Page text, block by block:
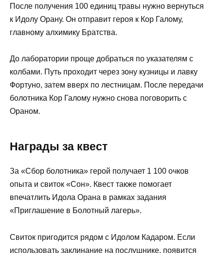
После получения 100 единиц травы нужно вернуться
к Идолу Орану. Он отправит героя к Кор Галому,
главному алхимику Братства.
До лаборатории проще добраться по указателям с
колбами. Путь проходит через зону кузницы и лавку
Фортуно, затем вверх по лестницам. После передачи
болотника Кор Галому нужно снова поговорить с
Ораном.
Награды за квест
За «Сбор болотника» герой получает 1 100 очков
опыта и свиток «Сон». Квест также помогает
впечатлить Идола Орана в рамках задания
«Приглашение в Болотный лагерь».
Свиток пригодится рядом с Идолом Кадаром. Если
использовать заклинание на послушнике, появится